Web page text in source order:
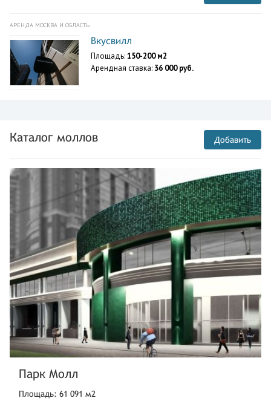
АРЕНДА МОСКВА И ОБЛАСТЬ
Вкусвилл
Площадь:150-200 м2
Арендная ставка: 36 000 руб.
Каталог моллов Добавить
Парк Молл
Площадь: 61 091 м2